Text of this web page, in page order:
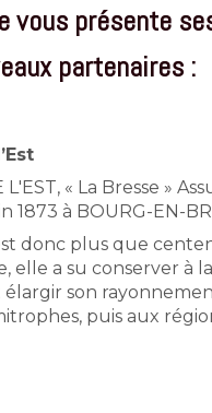
vous présente
partenaires :
« La Bresse »
1873 à BOURG-EN-
donc plus que
elle a su conserver à
son
puis aux